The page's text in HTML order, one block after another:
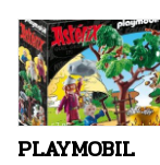
PLAYMOBIL